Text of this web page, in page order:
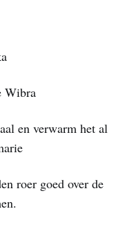
Wibra
en verwarm het al
roer goed over de